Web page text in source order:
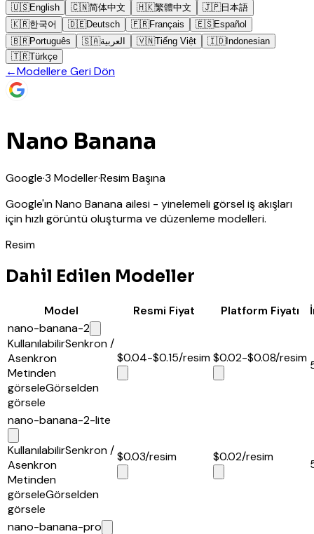
🇺🇸English 🇨🇳简体中文 🇭🇰繁體中文 🇯🇵日本語
🇰🇷한국어 🇩🇪Deutsch 🇫🇷Français 🇪🇸Español
🇧🇷Português 🇸🇦العربية 🇻🇳Tiếng Việt 🇮🇩Indonesian
🇹🇷Türkçe
←Modellere Geri Dön
Nano Banana
Google·3 Modeller·Resim Başına
Google'ın Nano Banana ailesi - yinelemeli görsel iş akışları
için hızlı görüntü oluşturma ve düzenleme modelleri.
Resim
Dahil Edilen Modeller
Model Resmi Fiyat Platform Fiyatı
nano-banana-2
KullanılabilirSenkron /
Asenkron
Metinden
görseleGörselden
görsele
$0.04-$0.15/resim$0.02-$0.08/resim
nano-banana-2-lite
KullanılabilirSenkron /
Asenkron
Metinden
görseleGörselden
görsele
$0.03/resim $0.02/resim
nano-banana-pro